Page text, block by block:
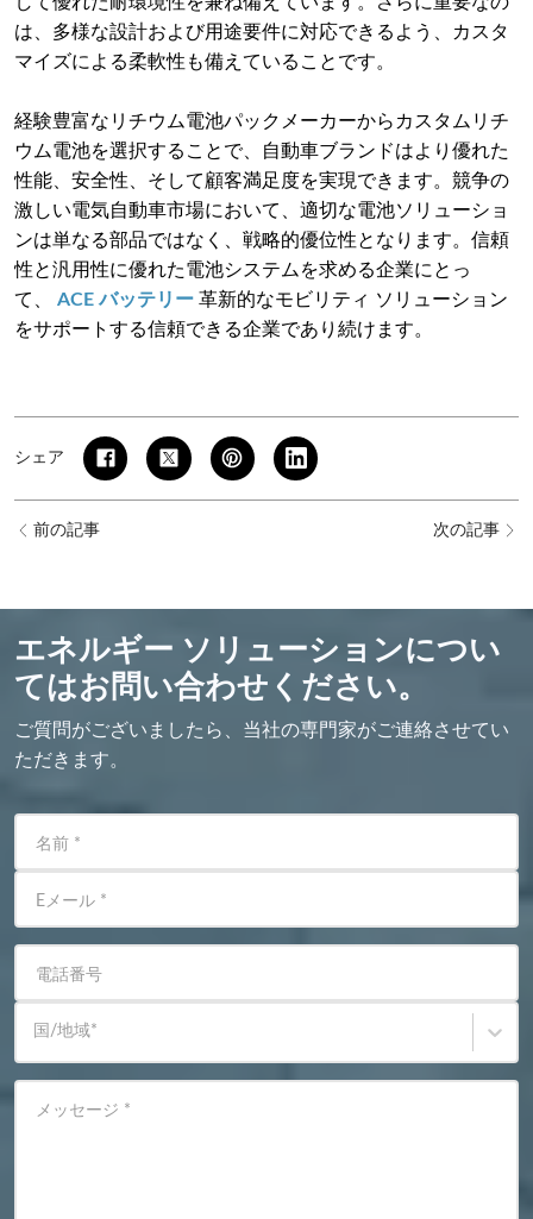
は、多様な設計および用途要件に対応できるよう、カスタ
マイズによる柔軟性も備えていることです。
経験豊富なリチウム電池パックメーカーからカスタムリチ
ウム電池を選択することで、自動車ブランドはより優れた
性能、安全性、そして顧客満足度を実現できます。競争の
激しい電気自動車市場において、適切な電池ソリューショ
ンは単なる部品ではなく、戦略的優位性となります。信頼
性と汎用性に優れた電池システムを求める企業にとっ
て、 ACE バッテリー 革新的なモビリティ ソリューション
をサポートする信頼できる企業であり続けます。
シェア
前の記事 次の記事
エネルギー ソリューションについ
てはお問い合わせください。
ご質問がございましたら、当社の専門家がご連絡させてい
ただきます。
名前 *
Eメール *
電話番号
国/地域*
メッセージ *